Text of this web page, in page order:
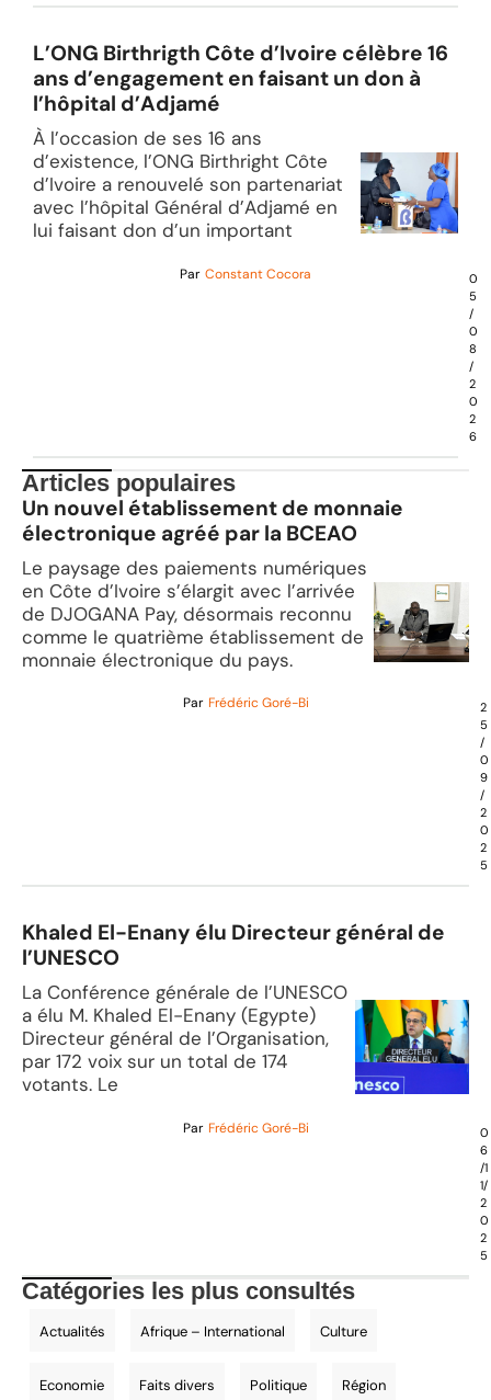
L’ONG Birthrigth Côte d’Ivoire célèbre 16
ans d’engagement en faisant un don à
l’hôpital d’Adjamé
À l’occasion de ses 16 ans
d’existence, l’ONG Birthright Côte
d’Ivoire a renouvelé son partenariat
avec l’hôpital Général d’Adjamé en
lui faisant don d’un important
Par Constant Cocora
0
5
/
0
8
/
2
0
2
6
Articles populaires
Un nouvel établissement de monnaie
électronique agréé par la BCEAO
Le paysage des paiements numériques
en Côte d’Ivoire s’élargit avec l’arrivée
de DJOGANA Pay, désormais reconnu
comme le quatrième établissement de
monnaie électronique du pays.
Par Frédéric Goré-Bi
2
5
/
0
9
/
2
0
2
5
Khaled El-Enany élu Directeur général de
l’UNESCO
La Conférence générale de l’UNESCO
a élu M. Khaled El-Enany (Egypte)
Directeur général de l’Organisation,
par 172 voix sur un total de 174
votants. Le
Par Frédéric Goré-Bi
0
6
/1
1/
2
0
2
5
Catégories les plus consultés
Actualités Afrique – International Culture
Economie Faits divers Politique Région